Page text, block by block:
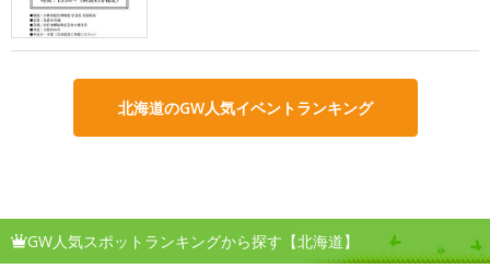
北海道のGW人気イベントランキング
GW人気スポットランキングから探す【北海道】